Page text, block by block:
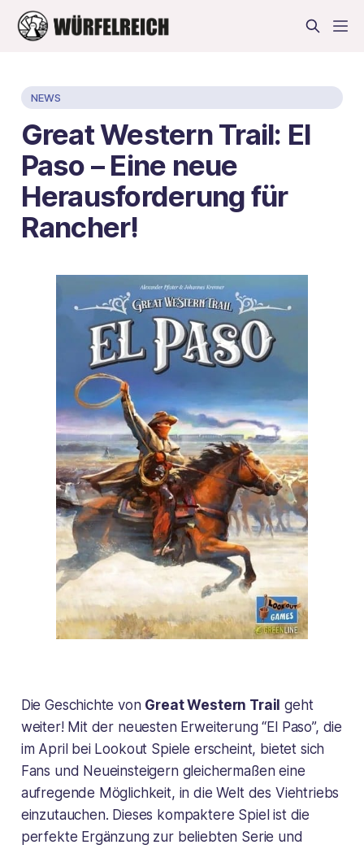
NEWS
Great Western Trail: El
Paso – Eine neue
Herausforderung für
Rancher!
Die Geschichte von Great Western Trail geht
weiter! Mit der neuesten Erweiterung “El Paso”, die
im April bei Lookout Spiele erscheint, bietet sich
Fans und Neueinsteigern gleichermaßen eine
aufregende Möglichkeit, in die Welt des Viehtriebs
einzutauchen. Dieses kompaktere Spiel ist die
perfekte Ergänzung zur beliebten Serie und